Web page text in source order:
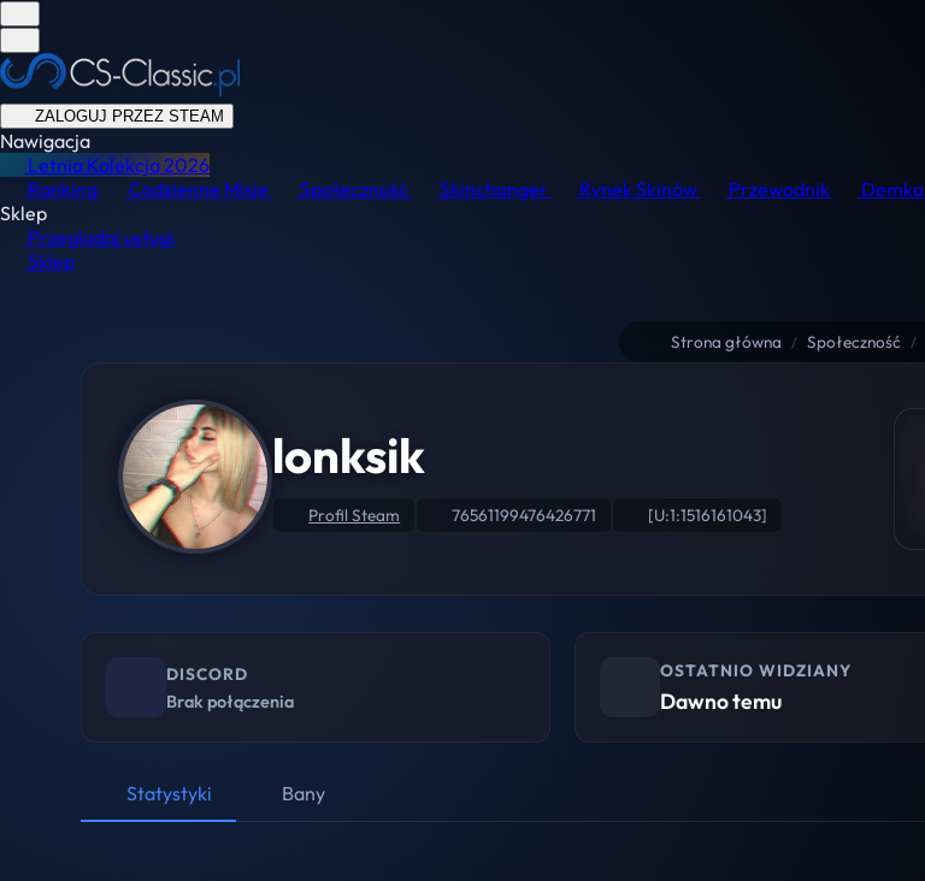
ZALOGUJ PRZEZ STEAM
Nawigacja
Letnia Kolekcja2026
Ranking
Codzienne Misje Społeczność Skinchanger Rynek Skinów Przewodnik Demka
Sklep
Przeglądaj usługi
Sklep
Strona główna / Społeczność /
lonksik
Profil Steam 76561199476426771 [U:1:1516161043]
DISCORD
Brak połączenia
OSTATNIO WIDZIANY
Dawno temu
Statystyki Bany